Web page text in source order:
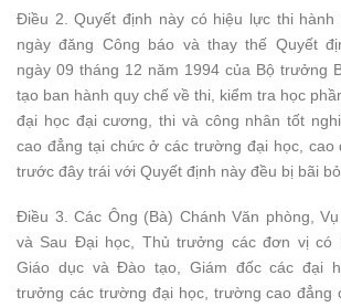
Điều 2.
Quyết định này có hiệu lực thi
ngày đăng Công báo và thay thế Quyết
ngày 09 tháng 12 năm 1994 của Bộ trưởng
tạo ban hành quy chế về thi, kiểm tra học
đại học đại cương, thi và công nhân tốt
cao đẳng tại chức ở các trường đại học, cao
trước đây trái với Quyết định này đều bị bãi bỏ.
Điều 3. Các Ông (Bà) Chánh Văn phòng,
và Sau Đại học, Thủ trưởng các đơn vị có
Giáo dục và Đào tạo, Giám đốc các đại
trưởng các trường đại học, trường cao đẳng